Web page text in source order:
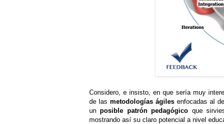
Considero, e insisto, en que sería muy
de las metodologías ágilesenfocadas al
unposible patrón pedagógico que
mostrando así su claro potencial a nivel